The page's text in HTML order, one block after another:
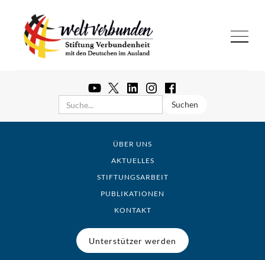
ÜBER UNS
AKTUELLES
STIFTUNGSARBEIT
PUBLIKATIONEN
KONTAKT
Unterstützer werden